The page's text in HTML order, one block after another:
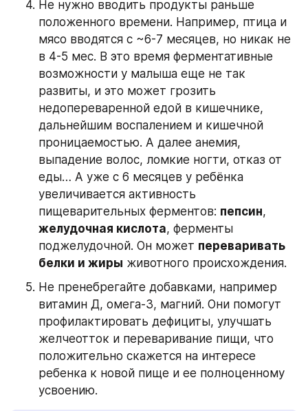
Не нужно вводить продукты раньше
положенного времени. Например, птица и
мясо вводятся с ~6-7 месяцев, но никак не
в 4-5 мес. В это время ферментативные
возможности у малыша еще не так
развиты, и это может грозить
недопереваренной едой в кишечнике,
дальнейшим воспалением и кишечной
проницаемостью. А далее анемия,
выпадение волос, ломкие ногти, отказ от
еды… А уже с 6 месяцев у ребёнка
увеличивается активность
пищеварительных ферментов: пепсин
желудочная кислота, ферменты
поджелудочной. Он может переваривать
белки и жиры животного происхождения.
Не пренебрегайте добавками, например
витамин Д, омега-3, магний. Они помогут
профилактировать дефициты, улучшать
желчеотток и переваривание пищи, что
положительно скажется на интересе
ребенка к новой пище и ее полноценному
усвоению.